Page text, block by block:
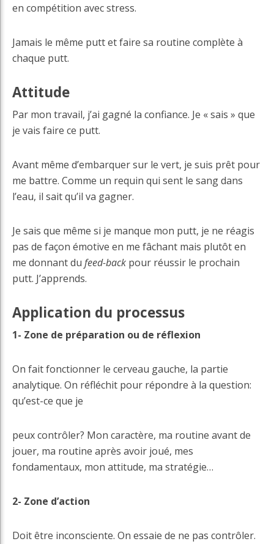
en compétition avec stress.
Jamais le même putt et faire sa routine complète à
chaque putt.
Attitude
Par mon travail, j’ai gagné la confiance. Je « sais » que
je vais faire ce putt.
Avant même d’embarquer sur le vert, je suis prêt pour
me battre. Comme un requin qui sent le sang dans
l’eau, il sait qu’il va gagner.
Je sais que même si je manque mon putt, je ne réagis
pas de façon émotive en me fâchant mais plutôt en
me donnant du feed-back pour réussir le prochain
putt. J’apprends.
Application du processus
1- Zone de préparation ou de réflexion
On fait fonctionner le cerveau gauche, la partie
analytique. On réfléchit pour répondre à la question:
qu’est-ce que je
peux contrôler? Mon caractère, ma routine avant de
jouer, ma routine après avoir joué, mes
fondamentaux, mon attitude, ma stratégie…
2- Zone d’action
Doit être inconsciente. On essaie de ne pas contrôler.